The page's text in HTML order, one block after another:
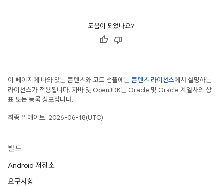
도움이 되었나요?
이 페이지에 나와 있는 콘텐츠와 코드 샘플에는 콘텐츠 라이선스에서 설명하는
라이선스가 적용됩니다. 자바 및 OpenJDK는 Oracle 및 Oracle 계열사의 상
표 또는 등록 상표입니다.
최종 업데이트: 2026-06-18(UTC)
빌드
Android 저장소
요구사항